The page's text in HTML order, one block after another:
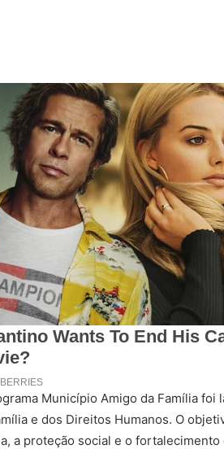
Município Amigo da Família
e dos Direitos Humanos. O
a proteção social e o